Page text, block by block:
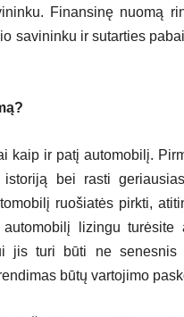
Finansinę nuomą
savininku ir sutarties
kaip ir patį automobilį.
bei rasti
ruošiatės pirkti,
lizingu
jis turi būti ne
būtų vartojimo